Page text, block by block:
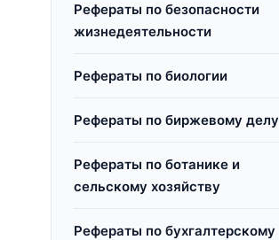
Рефераты по безопасности
жизнедеятельности
Рефераты по биологии
Рефераты по биржевому делу
Рефераты по ботанике и
сельскому хозяйству
Рефераты по бухгалтерскому